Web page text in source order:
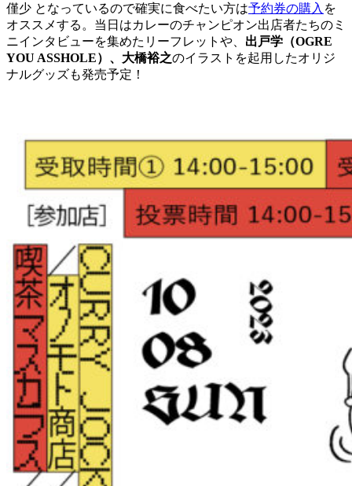
僅少 となっているので確実に食べたい方は予約券の購入 を
オススメする。当日はカレーのチャンピオン出店者たちのミ
ニインタビューを集めたリーフレットや、 出戸学（OGRE
YOU ASSHOLE）、大橋裕之のイラストを起用したオリジ
ナルグッズも発売予定！